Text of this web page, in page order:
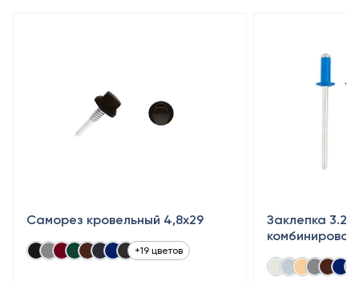
Саморез кровельный 4,8x29
+19 цветов
Заклепка